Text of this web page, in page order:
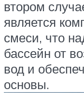
втором
является
смеси, что
бассейн от
вод и
основы.